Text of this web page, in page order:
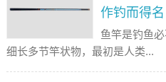
作钓而得名
鱼竿是钓鱼
细长多节竿状物，最初是人类...